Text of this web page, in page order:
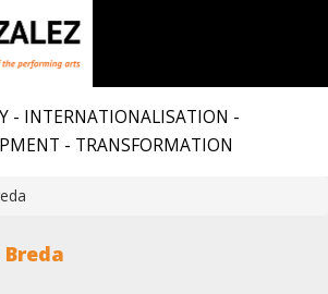
- INTERNATIONALISATION -
- TRANSFORMATION